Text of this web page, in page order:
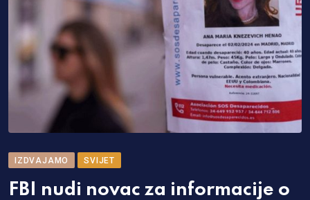
IZDVAJAMO SVIJET
FBI nudi novac za informacije o